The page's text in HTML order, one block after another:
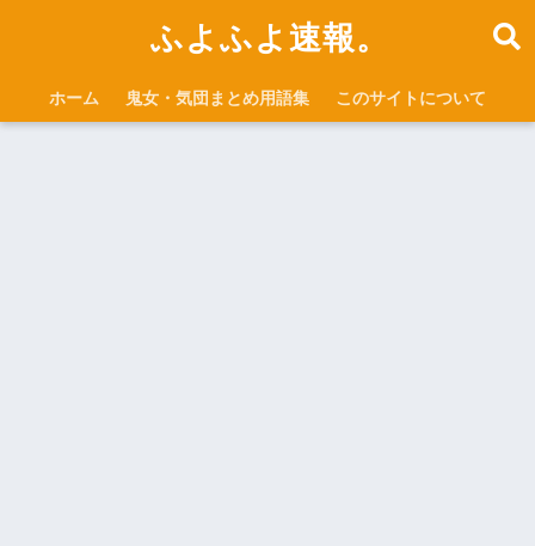
ふよふよ速報。
ホーム 鬼女・気団まとめ用語集 このサイトについて